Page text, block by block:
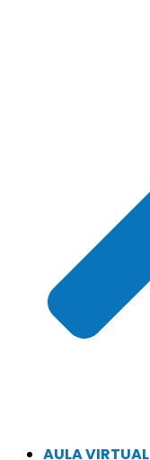
AULA VIRTUAL